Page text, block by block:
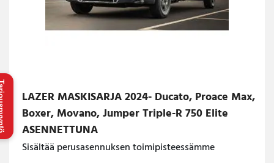
LAZER MASKISARJA 2024- Ducato, Proace Max,
Boxer, Movano, Jumper Triple-R 750 Elite
ASENNETTUNA
Sisältää perusasennuksen toimipisteessämme